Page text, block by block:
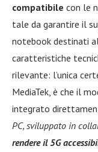
compatibile con le
tale da garantire il
notebook destinati
caratteristiche
rilevante: l’unica
MediaTek, è che il
integrato
PC, sviluppato in
rendere il 5G